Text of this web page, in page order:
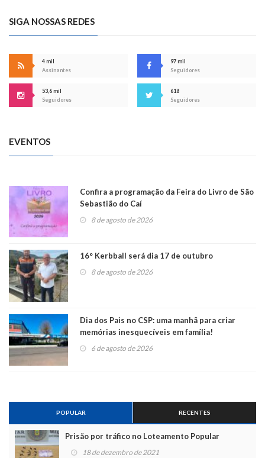
SIGA NOSSAS REDES
4 mil
Assinantes
97 mil
Seguidores
53,6 mil
Seguidores
618
Seguidores
EVENTOS
Confira a programação da Feira do Livro de São
Sebastião do Caí
8 de agosto de 2026
16° Kerbball será dia 17 de outubro
8 de agosto de 2026
Dia dos Pais no CSP: uma manhã para criar
memórias inesquecíveis em família!
6 de agosto de 2026
POPULAR RECENTES
Prisão por tráfico no Loteamento Popular
18 de dezembro de 2021